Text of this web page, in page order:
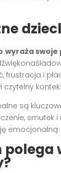
wyraża
frustracja i
czytelny
są
smutek
emocjonalną
polega